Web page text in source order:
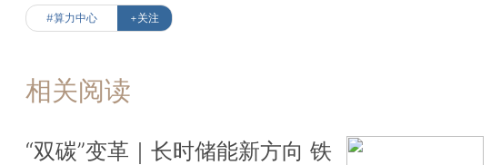
#算力中心 +关注
相关阅读
“双碳”变革｜长时储能新方向 铁